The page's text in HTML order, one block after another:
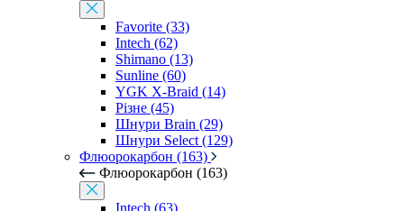
Favorite (33)
Intech (62)
Shimano (13)
Sunline (60)
YGK X-Braid (14)
Різне (45)
Шнури Brain (29)
Шнури Select (129)
Флюорокарбон (163)
Флюорокарбон (163)
Intech (63)